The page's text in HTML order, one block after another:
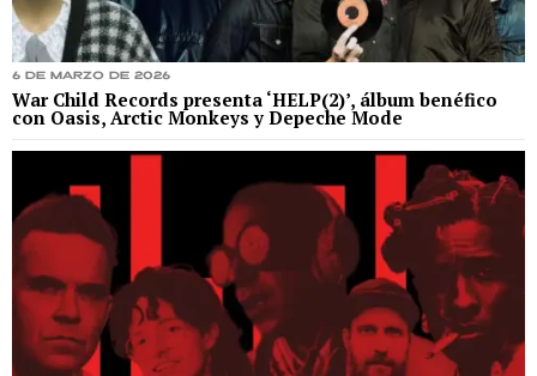
6 de marzo de 2026
War Child Records presenta ‘HELP(2)’, álbum benéfico
con Oasis, Arctic Monkeys y Depeche Mode